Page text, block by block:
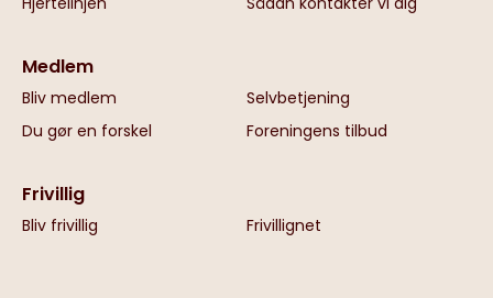
Medlem
Bliv medlem
Selvbetjening
Du gør en forskel
Foreningens tilbud
Frivillig
Bliv frivillig Frivillignet